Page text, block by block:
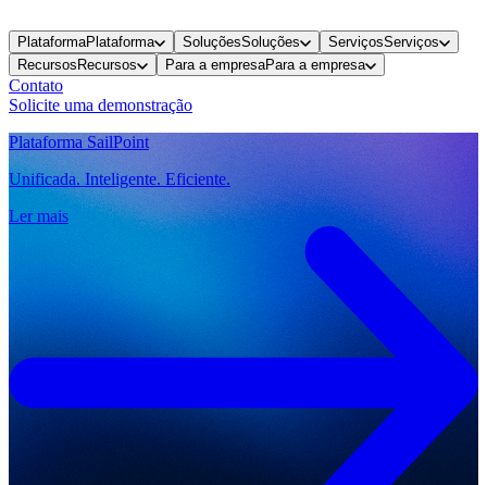
PlataformaPlataforma SoluçõesSoluções ServiçosServiços
Recursos Recursos Para a empresaPara a empresa
Contato
Solicite uma demonstração
Plataforma SailPoint
Unificada. Inteligente. Eficiente.
Ler mais